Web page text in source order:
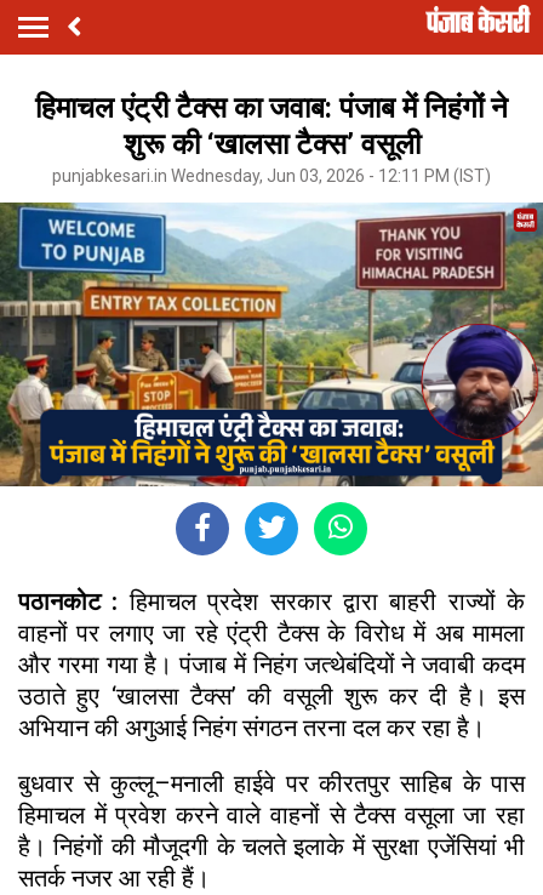
हिमाचल एंट्री टैक्स का जवाब: पंजाब में निहंगों ने
शुरू की ‘खालसा टैक्स’ वसूली
punjabkesari.in Wednesday, Jun 03, 2026 - 12:11 PM (IST)
पठानकोट :हिमाचल प्रदेश सरकार द्वारा बाहरी राज्यों के
वाहनों पर लगाए जा रहे एंट्री टैक्स के विरोध में अब मामला
और गरमा गया है। पंजाब में निहंग जत्थेबंदियों ने जवाबी कदम
उठाते हुए ‘खालसा टैक्स’ की वसूली शुरू कर दी है। इस
अभियान की अगुआई निहंग संगठन तरना दल कर रहा है।
बुधवार से कुल्लू–मनाली हाईवे पर कीरतपुर साहिब के पास
हिमाचल में प्रवेश करने वाले वाहनों से टैक्स वसूला जा रहा
है। निहंगों की मौजूदगी के चलते इलाके में सुरक्षा एजेंसियां भी
सतर्क नजर आ रही हैं।